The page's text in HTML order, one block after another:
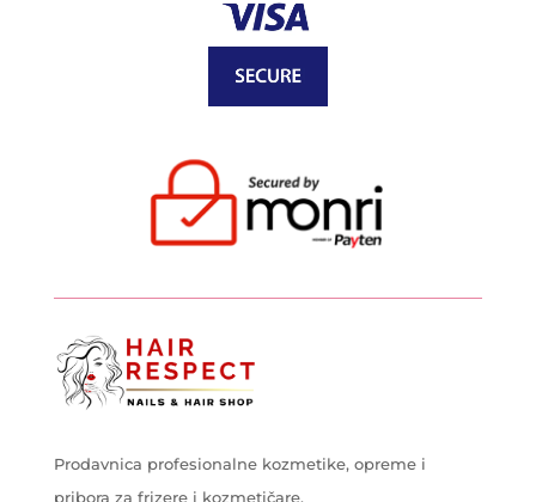
Prodavnica profesionalne kozmetike, opreme i
pribora za frizere i kozmetičare.